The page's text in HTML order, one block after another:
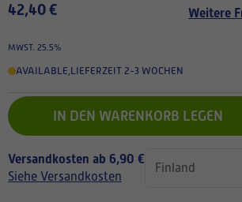
42,40 € Weitere
MWST. 25.5%
AVAILABLE,LIEFERZEIT 2-3 WOCHEN
IN DEN WARENKORB LEGEN
Versandkosten ab 6,90 €
Siehe Versandkosten